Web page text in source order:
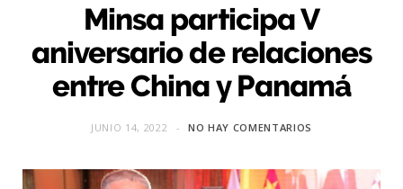
Minsa participa V
aniversario de relaciones
entre China y Panamá
JUNIO 14, 2022 NO HAY COMENTARIOS